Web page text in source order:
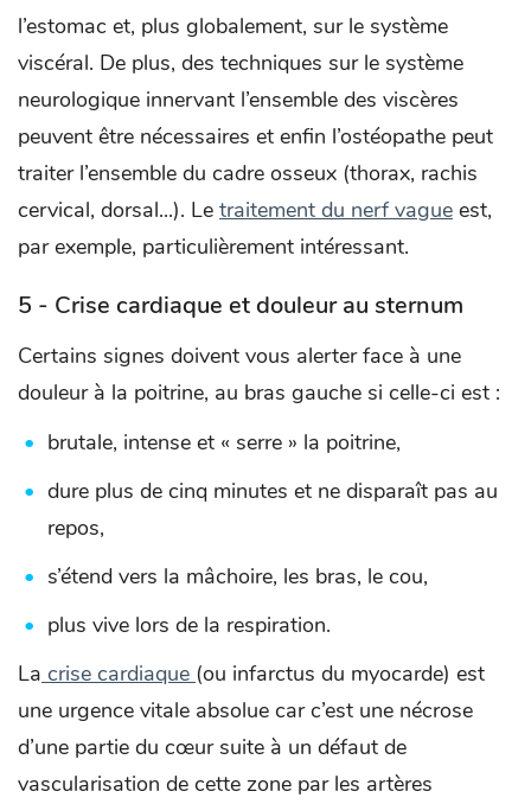
l’estomac et, plus globalement, sur le système
viscéral. De plus, des techniques sur le système
neurologique innervant l’ensemble des viscères
peuvent être nécessaires et enfin l’ostéopathe peut
traiter l’ensemble du cadre osseux (thorax, rachis
cervical, dorsal...). Le traitement du nerf vague est,
par exemple, particulièrement intéressant.
5 - Crise cardiaque et douleur au sternum
Certains signes doivent vous alerter face à une
douleur à la poitrine, au bras gauche si celle-ci est :
brutale, intense et « serre » la poitrine,
dure plus de cinq minutes et ne disparaît pas au
repos,
s’étend vers la mâchoire, les bras, le cou,
plus vive lors de la respiration.
La crise cardiaque (ou infarctus du myocarde) est
une urgence vitale absolue car c’est une nécrose
d’une partie du cœur suite à un défaut de
vascularisation de cette zone par les artères